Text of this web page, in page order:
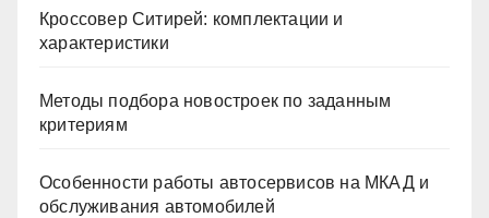
Кроссовер Ситирей: комплектации и
характеристики
Методы подбора новостроек по заданным
критериям
Особенности работы автосервисов на МКАД и
обслуживания автомобилей